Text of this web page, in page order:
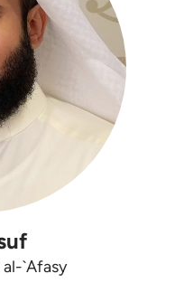
al-`Afasy